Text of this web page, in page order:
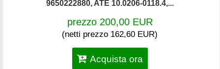
9650222880, ATE 10.0206-0118.4,...
prezzo 200,00 EUR
(netti prezzo 162,60 EUR)
Acquista ora